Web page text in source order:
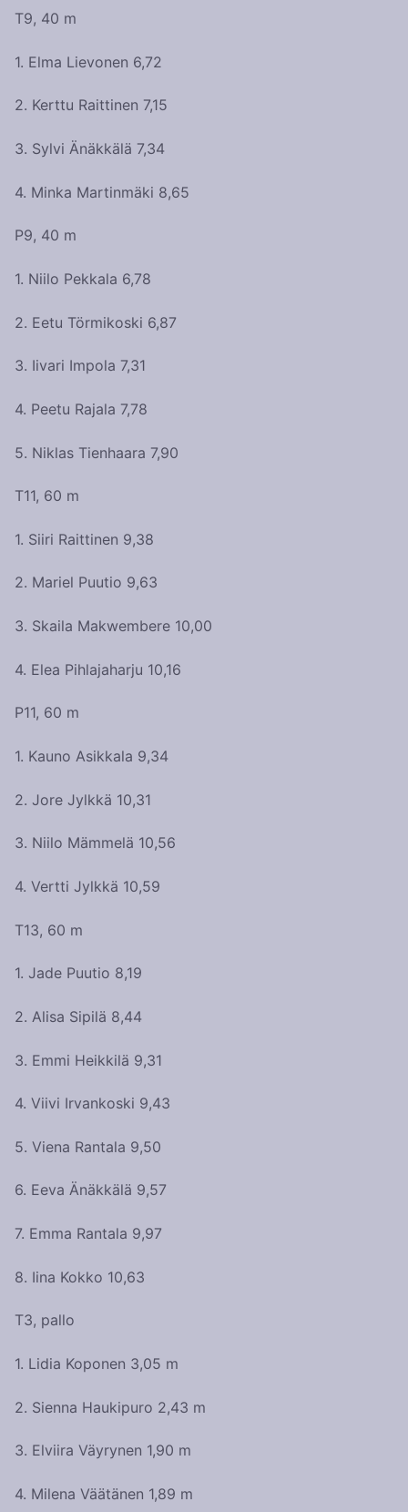
T9, 40 m
1. Elma Lievonen 6,72
2. Kerttu Raittinen 7,15
3. Sylvi Änäkkälä 7,34
4. Minka Martinmäki 8,65
P9, 40 m
1. Niilo Pekkala 6,78
2. Eetu Törmikoski 6,87
3. Iivari Impola 7,31
4. Peetu Rajala 7,78
5. Niklas Tienhaara 7,90
T11, 60 m
1. Siiri Raittinen 9,38
2. Mariel Puutio 9,63
3. Skaila Makwembere 10,00
4. Elea Pihlajaharju 10,16
P11, 60 m
1. Kauno Asikkala 9,34
2. Jore Jylkkä 10,31
3. Niilo Mämmelä 10,56
4. Vertti Jylkkä 10,59
T13, 60 m
1. Jade Puutio 8,19
2. Alisa Sipilä 8,44
3. Emmi Heikkilä 9,31
4. Viivi Irvankoski 9,43
5. Viena Rantala 9,50
6. Eeva Änäkkälä 9,57
7. Emma Rantala 9,97
8. Iina Kokko 10,63
T3, pallo
1. Lidia Koponen 3,05 m
2. Sienna Haukipuro 2,43 m
3. Elviira Väyrynen 1,90 m
4. Milena Väätänen 1,89 m